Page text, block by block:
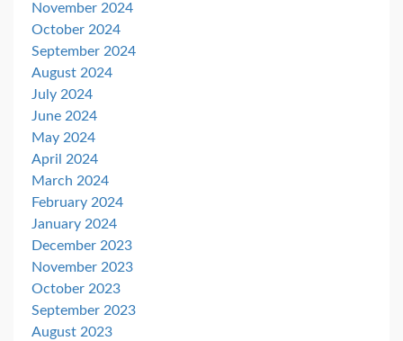
November 2024
October 2024
September 2024
August 2024
July 2024
June 2024
May 2024
April 2024
March 2024
February 2024
January 2024
December 2023
November 2023
October 2023
September 2023
August 2023